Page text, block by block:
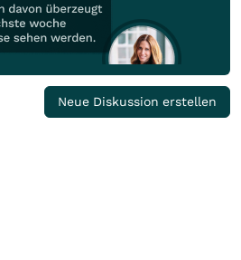
Neue Diskussion erstellen